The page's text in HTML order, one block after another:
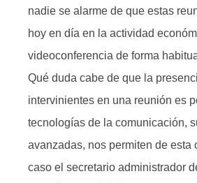
nadie se alarme de que estas
hoy en día en la actividad
videoconferencia de forma
Qué duda cabe de que la
intervinientes en una reunión es
tecnologías de la comunicación,
avanzadas, nos permiten de esta
caso el secretario administrador